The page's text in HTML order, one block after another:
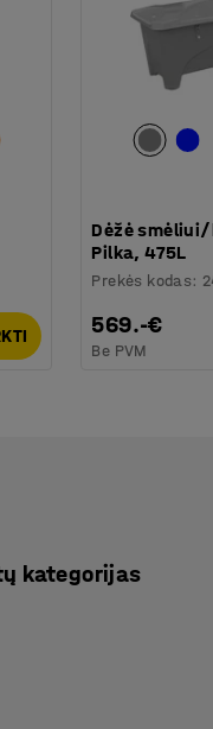
Dėžė
Pilka, 475L
Prekės kodas:
569.-€
Be PVM
kategorijas